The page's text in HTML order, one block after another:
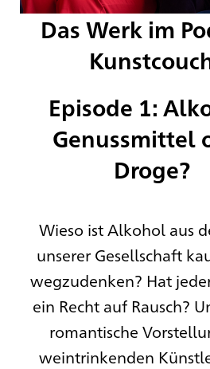
Das Werk im
Episode 1:
Genussmittel
Droge?
Wieso ist Alkohol aus
unserer Gesellschaft
wegzudenken? Hat
ein Recht auf Rausch?
romantische
weintrinkenden